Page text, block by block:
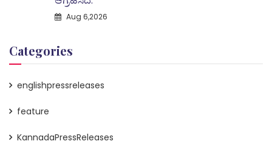
Aug 6,2026
Categories
englishpressreleases
feature
KannadaPressReleases